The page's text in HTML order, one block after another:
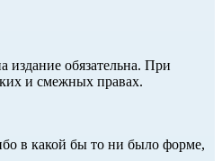
издание обязательна. При
и смежных правах.
в какой бы то ни было форме,